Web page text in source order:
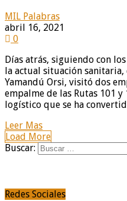
MIL Palabras
abril 16, 2021
0
Días atrás, siguiendo con
la actual situación sanitaria,
Yamandú Orsi, visitó dos
empalme de las Rutas 101
logístico que se ha
Leer Mas
Load More
Buscar:
Redes Sociales